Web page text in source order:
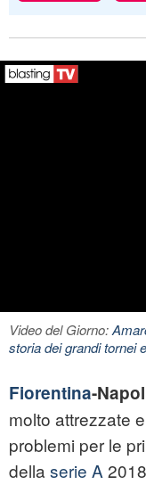
Video del Giorno:
storia dei grandi tornei
Fiorentina-
molto attrezzate
problemi per le
della serie A